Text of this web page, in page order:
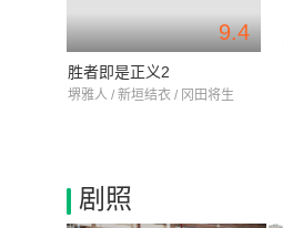
9.4
胜者即是正义2
堺雅人 / 新垣结衣 / 冈田将生
剧照